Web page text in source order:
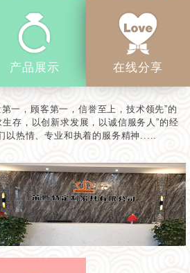
产品展示 在线分享
一，顾客第一，信誉至上，技术领先”的
生存，以创新求发展，以诚信服务人”的经
以热情、专业和执着的服务精神.....